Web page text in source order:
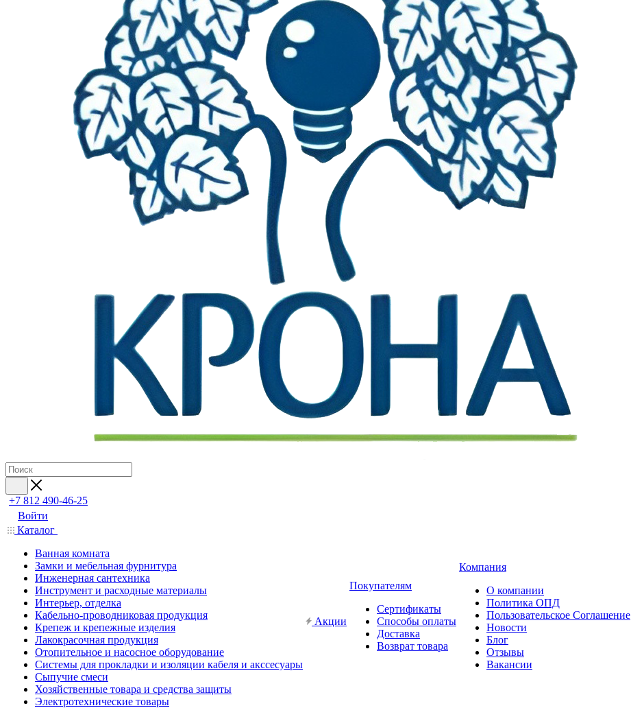
+7 812 490-46-25
Войти
Каталог
Ванная комната
Замки и мебельная фурнитура
Инженерная сантехника
Инструмент и расходные материалы
Интерьер, отделка
Кабельно-проводниковая продукция
Крепеж и крепежные изделия
Лакокрасочная продукция
Отопительное и насосное оборудование
Системы для прокладки и изоляции кабеля и акссесуары
Сыпучие смеси
Хозяйственные товара и средства защиты
Электротехнические товары
Акции
Покупателям
Сертификаты
Способы оплаты
Доставка
Возврат товара
Компания
О компании
Политика ОПД
Пользовательское Соглашение
Новости
Блог
Отзывы
Вакансии